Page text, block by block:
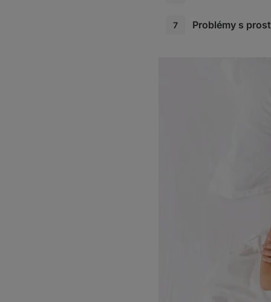
Problémy s